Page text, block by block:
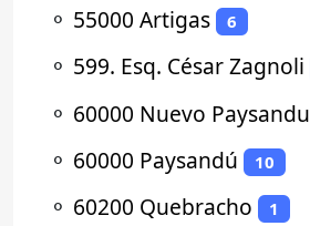
⚬ 55000 Artigas 6
⚬ 599. Esq. César Zagnoli
⚬ 60000 Nuevo Paysandu
⚬ 60000 Paysandú 10
⚬ 60200 Quebracho 1